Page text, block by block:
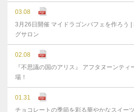
03.08
3月26日開催 マイドラゴンパフェを作ろう
グサロン
02.08
『不思議の国のアリス』 アフタヌーンテ
場！
01.31
チョコレートの季節を彩る華やかなスイー